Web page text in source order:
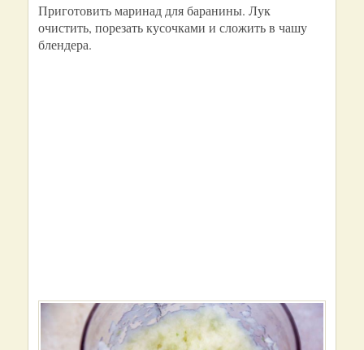
Приготовить маринад для баранины. Лук
очистить, порезать кусочками и сложить в чашу
блендера.